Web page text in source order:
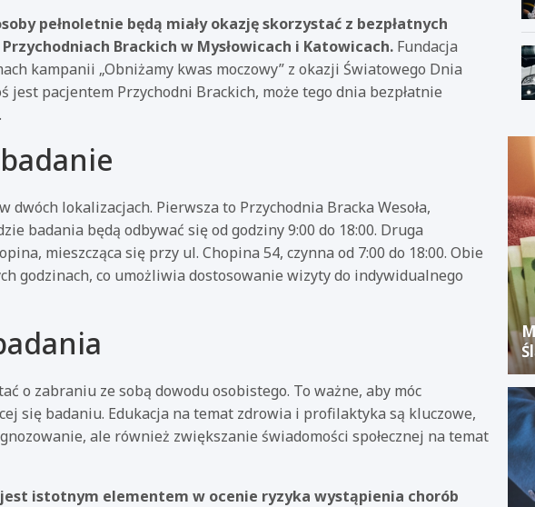
pełnoletnie będą miały okazję skorzystać z bezpłatnych
Brackich w Mysłowicach i Katowicach. Fundacja
kampanii „Obniżamy kwas moczowy” z okazji Światowego Dnia
jest pacjentem Przychodni Brackich, może tego dnia bezpłatnie
dwóch lokalizacjach. Pierwsza to Przychodnia Bracka Wesoła,
badania będą odbywać się od godziny 9:00 do 18:00. Druga
mieszcząca się przy ul. Chopina 54, czynna od 7:00 do 18:00. Obie
godzinach, co umożliwia dostosowanie wizyty do indywidualnego
o zabraniu ze sobą dowodu osobistego. To ważne, aby móc
się badaniu. Edukacja na temat zdrowia i profilaktyka są kluczowe,
ale również zwiększanie świadomości społecznej na temat
istotnym elementem w ocenie ryzyka wystąpienia chorób